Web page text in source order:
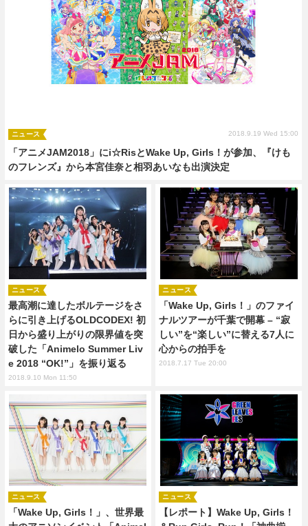
「アニメJAM2018」にi☆RisとWake Up, Girls！が参加、『けも
のフレンズ』から本宮佳奈と相羽あいなも出演決定
ニュース 2018.9.19 Wed 15:00
最高潮に達したボルテージをさ
らに引き上げるOLDCODEX! 初
日から盛り上がりの限界値を突
破した「Animelo Summer Liv
e 2018 “OK!”」を振り返る
ニュース
2018.9.10 Mon 11:50
「Wake Up, Girls！」のファイ
ナルツアーが千葉で開幕 – “寂
しい”を“楽しい”に替える7人に
心からの拍手を
ニュース
2018.7.17 Tue 20:00
「Wake Up, Girls！」、世界最
ニュース
【レポート】Wake Up, Girls！
ニュース